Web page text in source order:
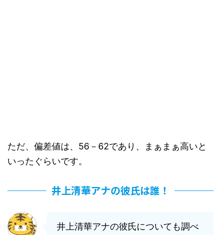
ただ、偏差値は、56－62であり、まぁまぁ高いと
いったぐらいです。
井上清華アナの彼氏は誰！
井上清華アナの彼氏についても調べ